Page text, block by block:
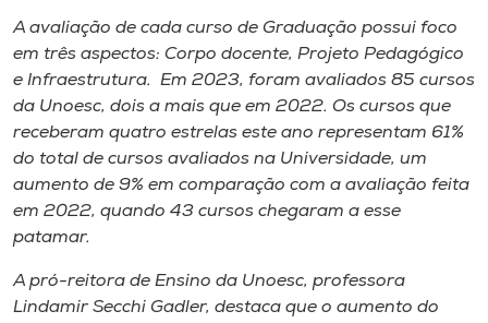
Museu
Unoesc
Store
Selecione
o idioma
A avaliação de cada curso de Graduação possui foco
em três aspectos: Corpo docente, Projeto Pedagógico
e Infraestrutura. Em 2023, foram avaliados 85 cursos
da Unoesc, dois a mais que em 2022. Os cursos que
receberam quatro estrelas este ano representam 61%
do total de cursos avaliados na Universidade, um
aumento de 9% em comparação com a avaliação feita
em 2022, quando 43 cursos chegaram a esse
patamar.
A pró-reitora de Ensino da Unoesc, professora
Lindamir Secchi Gadler, destaca que o aumento do